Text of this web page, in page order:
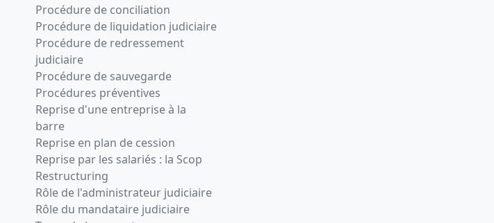
Procédure de conciliation
Procédure de liquidation judiciaire
Procédure de redressement
judiciaire
Procédure de sauvegarde
Procédures préventives
Reprise d'une entreprise à la
barre
Reprise en plan de cession
Reprise par les salariés : la Scop
Restructuring
Rôle de l'administrateur judiciaire
Rôle du mandataire judiciaire